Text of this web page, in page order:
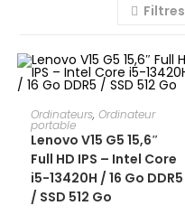
Filtres
CHOIX DES OPTIONS
Ordinateurs, Ordinateur
portable
Lenovo V15 G5 15,6″
Full HD IPS – Intel Core
i5-13420H / 16 Go DDR5
/ SSD 512 Go